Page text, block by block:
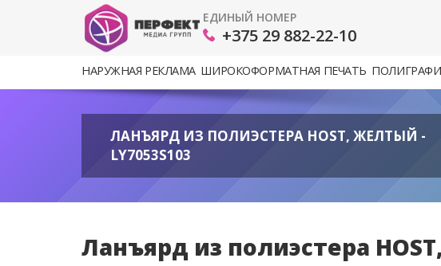
ЕДИНЫЙ НОМЕР
+375 29 882-22-10
НАРУЖНАЯ РЕКЛАМА ШИРОКОФОРМАТНАЯ ПЕЧАТЬ
ЛАНЪЯРД ИЗ ПОЛИЭСТЕРА HOST, ЖЕЛТЫЙ -
LY7053S103
Ланъярд из полиэстера